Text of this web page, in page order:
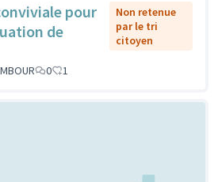
pour
de
Non retenue
par le tri
citoyen
0 1